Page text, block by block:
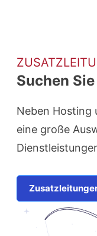
Suchen
Neben Hosting
eine große